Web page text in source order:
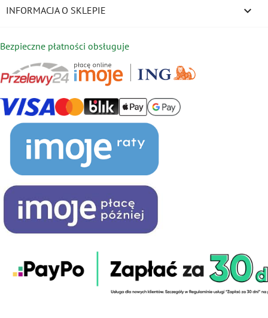
INFORMACJA O SKLEPIE keyboard_arrow_down
Bezpieczne płatności obsługuje